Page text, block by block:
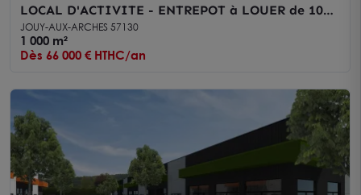
LOCAL D'ACTIVITE - ENTREPOT à LOUER de 1000
m²
JOUY-AUX-ARCHES 57130
1 000 m²
Dès 66 000 € HTHC/an